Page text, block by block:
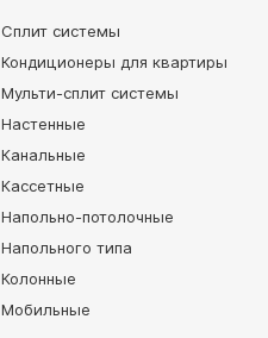
Сплит системы
Кондиционеры для квартиры
Мульти-сплит системы
Настенные
Канальные
Кассетные
Напольно-потолочные
Напольного типа
Колонные
Мобильные